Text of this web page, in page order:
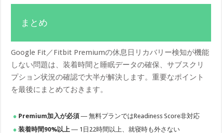
まとめ
Google Fit／Fitbit Premiumの休息日リカバリー検知が機能
しない問題は、装着時間と睡眠データの確保、サブスクリ
プション状況の確認で大半が解決します。重要なポイント
を最後にまとめておきます。
Premium加入が必須 ― 無料プランではReadiness Score非対応
装着時間90%以上 ― 1日22時間以上、就寝時も外さない